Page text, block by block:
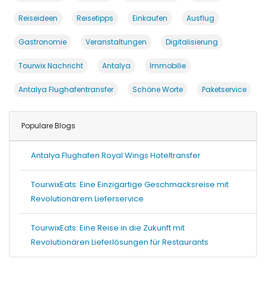
Reiseideen Reisetipps Einkaufen Ausflug
Gastronomie Veranstaltungen Digitalisierung
Tourwix Nachricht Antalya Immobilie
Antalya Flughafentransfer Schöne Worte Paketservice
Populare Blogs
Antalya Flughafen Royal Wings Hoteltransfer
TourwixEats: Eine Einzigartige Geschmacksreise mit
Revolutionärem Lieferservice
TourwixEats: Eine Reise in die Zukunft mit
Revolutionären Lieferlösungen für Restaurants